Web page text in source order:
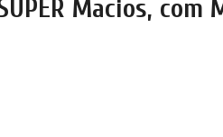
Macios, com